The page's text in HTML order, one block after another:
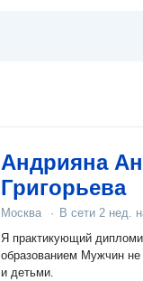
Андрияна
Григорьева
Москва · В сети 2 нед.
Я практикующий
образованием Мужчин не принимаю Работаю
и детьми.